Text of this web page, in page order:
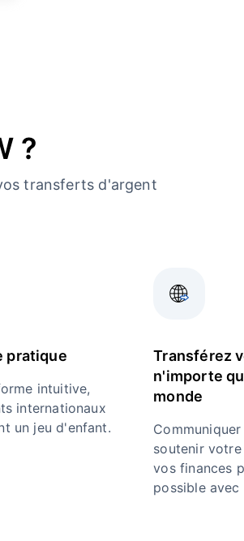
?
transferts d'argent
pratique
intuitive,
internationaux
un jeu d'enfant.
Transférez
n'importe
monde
soutenir
vos finances
possible avec